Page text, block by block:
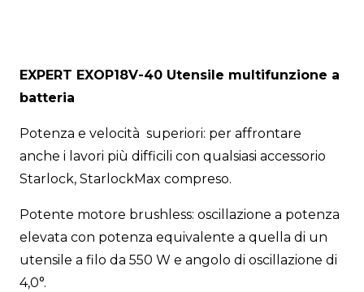
EXPERT EXOP18V-40 Utensile multifunzione a
batteria
Potenza e velocità superiori: per affrontare
anche i lavori più difficili con qualsiasi accessorio
Starlock, StarlockMax compreso.
Potente motore brushless: oscillazione a potenza
elevata con potenza equivalente a quella di un
utensile a filo da 550 W e angolo di oscillazione di
4,0°.